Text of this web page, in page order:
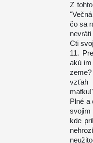
Z
čo sa
Cti
11.
akú
vzťah
Plné a
svojim
kde